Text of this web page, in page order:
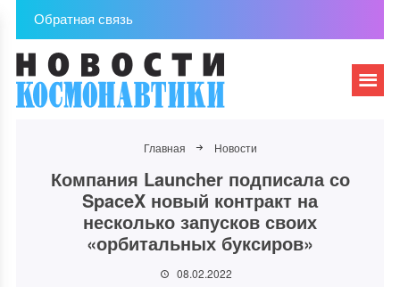
Обратная связь
Главная Новости
Компания Launcher подписала со
SpaceX новый контракт на
несколько запусков своих
«орбитальных буксиров»
08.02.2022